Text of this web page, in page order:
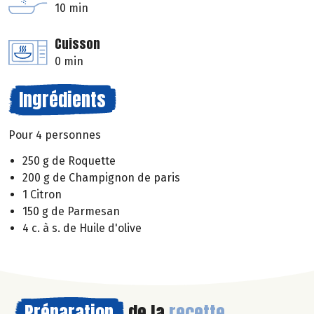
10 min
Cuisson
0 min
Ingrédients
Pour 4 personnes
250 g de Roquette
200 g de Champignon de paris
1 Citron
150 g de Parmesan
4 c. à s. de Huile d'olive